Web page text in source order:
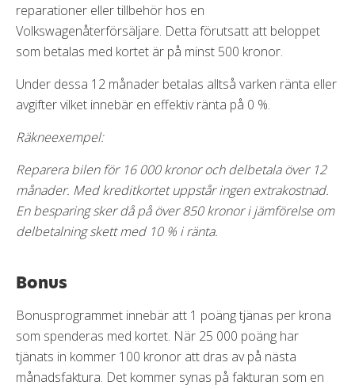
reparationer eller tillbehör hos en
Volkswagenåterförsäljare. Detta förutsatt att beloppet
som betalas med kortet är på minst 500 kronor.
Under dessa 12 månader betalas alltså varken ränta eller
avgifter vilket innebär en effektiv ränta på 0 %.
Räkneexempel:
Reparera bilen för 16 000 kronor och delbetala över 12
månader. Med kreditkortet uppstår ingen extrakostnad.
En besparing sker då på över 850 kronor i jämförelse om
delbetalning skett med 10 % i ränta.
Bonus
Bonusprogrammet innebär att 1 poäng tjänas per krona
som spenderas med kortet. När 25 000 poäng har
tjänats in kommer 100 kronor att dras av på nästa
månadsfaktura. Det kommer synas på fakturan som en